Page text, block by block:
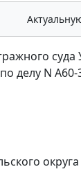
суда
делу N